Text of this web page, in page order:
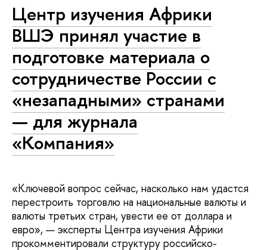
Центр изучения Африки
ВШЭ принял участие в
подготовке материала о
сотрудничестве России с
«незападными» странами
— для журнала
«Компания»
«Ключевой вопрос сейчас, насколько нам удастся
перестроить торговлю на национальные валюты и
валюты третьих стран, увести ее от доллара и
евро», — эксперты Центра изучения Африки
прокомментировали структуру российско-